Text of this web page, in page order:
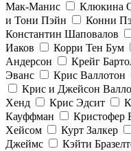
Мак-Манис
Клюкина
и Тони Пэйн
Конни
Константин Шаповалов
Иаков
Корри Тен Бум
Андерсон
Крейг
Эванс
Крис Валлотон
Крис и Джейсон
Хенд
Крис Эдсит
Кауффман
Кристофер
Хейсом
Курт Залкер
Джеймс
Кэйти